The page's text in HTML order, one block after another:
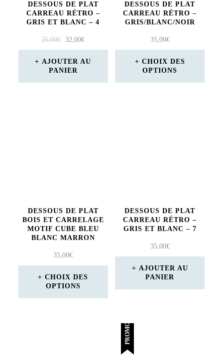
être
sur
la
page
DESSOUS DE PLAT
CARREAU RÉTRO –
GRIS ET BLANC – 4
35,00€ LE
PRIX
INITIAL
ÉTAIT :
35,00€.
32,00€LE
PRIX
ACTUEL
32,00€.
AJOUTER AU
PANIER
DESSOUS DE PLAT
CARREAU RÉTRO –
GRIS/BLANC/NOIR
35,00€
CHOIX DES
OPTIONS
être
sur
la
page
DESSOUS DE PLAT
BOIS ET CARRELAGE
MOTIF CUBE BLEU
BLANC MARRON
35,00€
CHOIX DES
OPTIONS
DESSOUS DE PLAT
CARREAU RÉTRO –
GRIS ET BLANC – 7
35,00€
AJOUTER AU
PANIER
PROMO !